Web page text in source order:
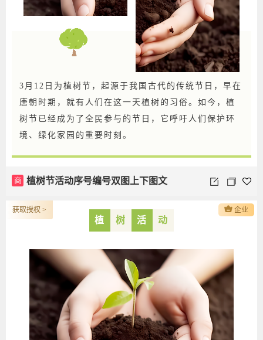
3月12日为植树节，起源于我国古代的传统节日，早在
唐朝时期，就有人们在这一天植树的习俗。如今，植
树节已经成为了全民参与的节日，它呼吁人们保护环
境、绿化家园的重要时刻。
商 植树节活动序号编号双图上下图文
植 树 活 动
获取授权 > 企业